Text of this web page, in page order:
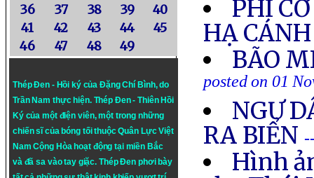
36
37 38 39
40
41
42 43 44
45
46
47 48 49
Thép Đen - Hồi ký của Đặng Chí Bình, do
Trần Nam thực hiện. Thép Đen- Thiên Hồi
Ký của một điện viên, một trong những
chiến sĩ của bóng tối thuộc Quân Lực Việt
Nam Cộng Hòa hoạt động tại miền Bắc
và đã sa vào tay giặc. Thép Đen phơi bày
PHI
HẠ CÁNH
BÃO
posted on 01
NGƯ
RA BIỂN
Hình